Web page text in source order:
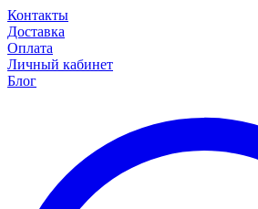
Контакты
Доставка
Оплата
Личный кабинет
Блог